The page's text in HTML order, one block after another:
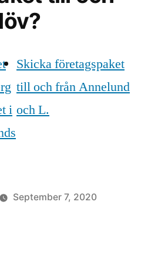
Skicka företagspaket
till och från Annelund
och L.
i
September 7, 2020